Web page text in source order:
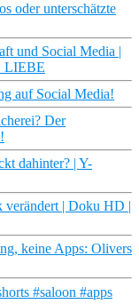
oder unterschätzte
und Social Media |
LIEBE
auf Social Media!
Der
dahinter? | Y-
verändert | Doku HD |
keine Apps: Olivers
#saloon #apps